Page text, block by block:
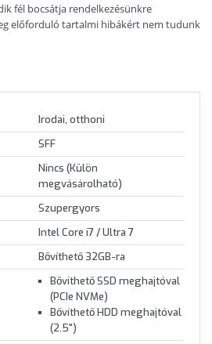
fél bocsátja rendelkezésünkre
előforduló tartalmi hibákért nem tudunk
Irodai, otthoni
SFF
Nincs (Külön
megvásárolható)
Szupergyors
Intel Core i7 / Ultra 7
Bővíthető 32GB-ra
Bővíthető SSD meghajtóval
(PCIe NVMe)
Bővíthető HDD meghajtóval
(2.5")